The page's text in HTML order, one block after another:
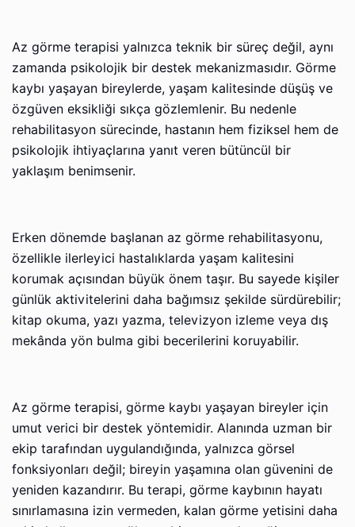
Az görme terapisi yalnızca teknik bir süreç değil, aynı
zamanda psikolojik bir destek mekanizmasıdır. Görme
kaybı yaşayan bireylerde, yaşam kalitesinde düşüş ve
özgüven eksikliği sıkça gözlemlenir. Bu nedenle
rehabilitasyon sürecinde, hastanın hem fiziksel hem de
psikolojik ihtiyaçlarına yanıt veren bütüncül bir
yaklaşım benimsenir.
Erken dönemde başlanan az görme rehabilitasyonu,
özellikle ilerleyici hastalıklarda yaşam kalitesini
korumak açısından büyük önem taşır. Bu sayede kişiler
günlük aktivitelerini daha bağımsız şekilde sürdürebilir;
kitap okuma, yazı yazma, televizyon izleme veya dış
mekânda yön bulma gibi becerilerini koruyabilir.
Az görme terapisi, görme kaybı yaşayan bireyler için
umut verici bir destek yöntemidir. Alanında uzman bir
ekip tarafından uygulandığında, yalnızca görsel
fonksiyonları değil; bireyin yaşamına olan güvenini de
yeniden kazandırır. Bu terapi, görme kaybının hayatı
sınırlamasına izin vermeden, kalan görme yetisini daha